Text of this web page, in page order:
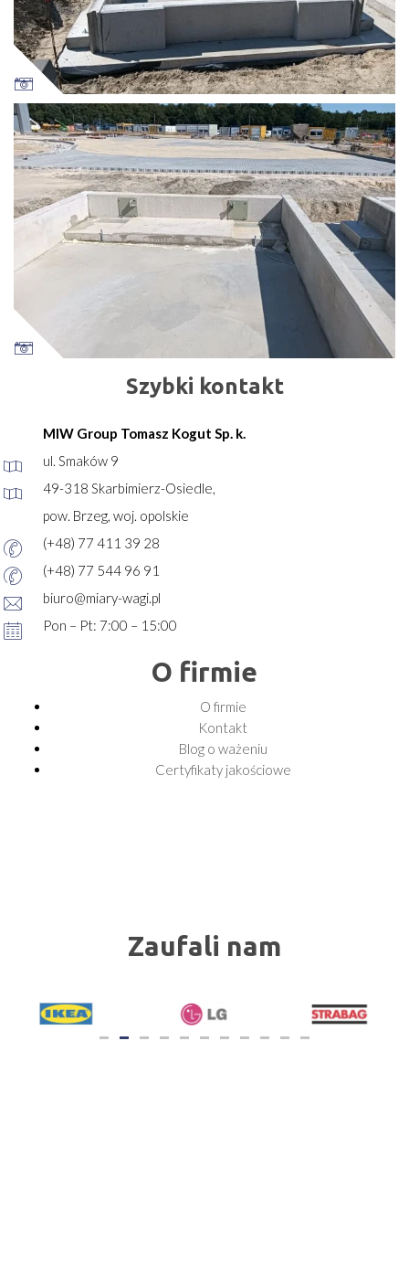
Szybki kontakt
MIW Group Tomasz Kogut Sp. k.
ul. Smaków 9
49-318 Skarbimierz-Osiedle,
pow. Brzeg, woj. opolskie
(+48) 77 411 39 28
(+48) 77 544 96 91
biuro@miary-wagi.pl
Pon – Pt: 7:00 – 15:00
O firmie
O firmie
Kontakt
Blog o ważeniu
Certyfikaty jakościowe
Zaufali nam